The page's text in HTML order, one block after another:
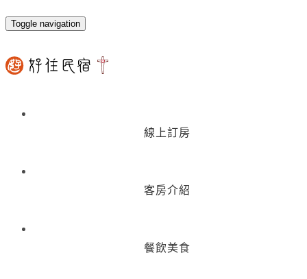
Toggle navigation
線上訂房
客房介紹
餐飲美食